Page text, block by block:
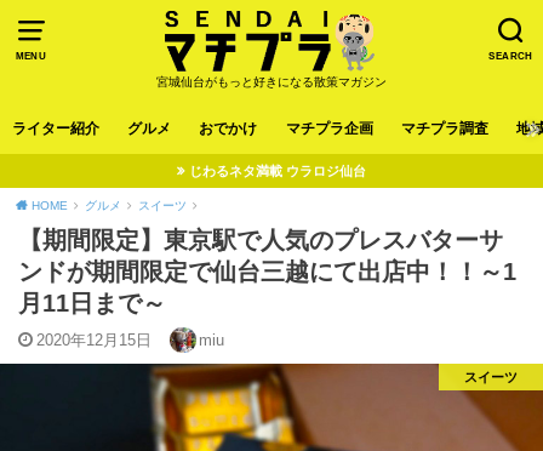
MENU SEARCH
宮城仙台がもっと好きになる散策マガジン
ライター紹介 グルメ おでかけ マチプラ企画 マチプラ調査 地
じわるネタ満載 ウラロジ仙台
HOME グルメ スイーツ
【期間限定】東京駅で人気のプレスバターサ
ンドが期間限定で仙台三越にて出店中！！～1
月11日まで～
2020年12月15日 miu
スイーツ